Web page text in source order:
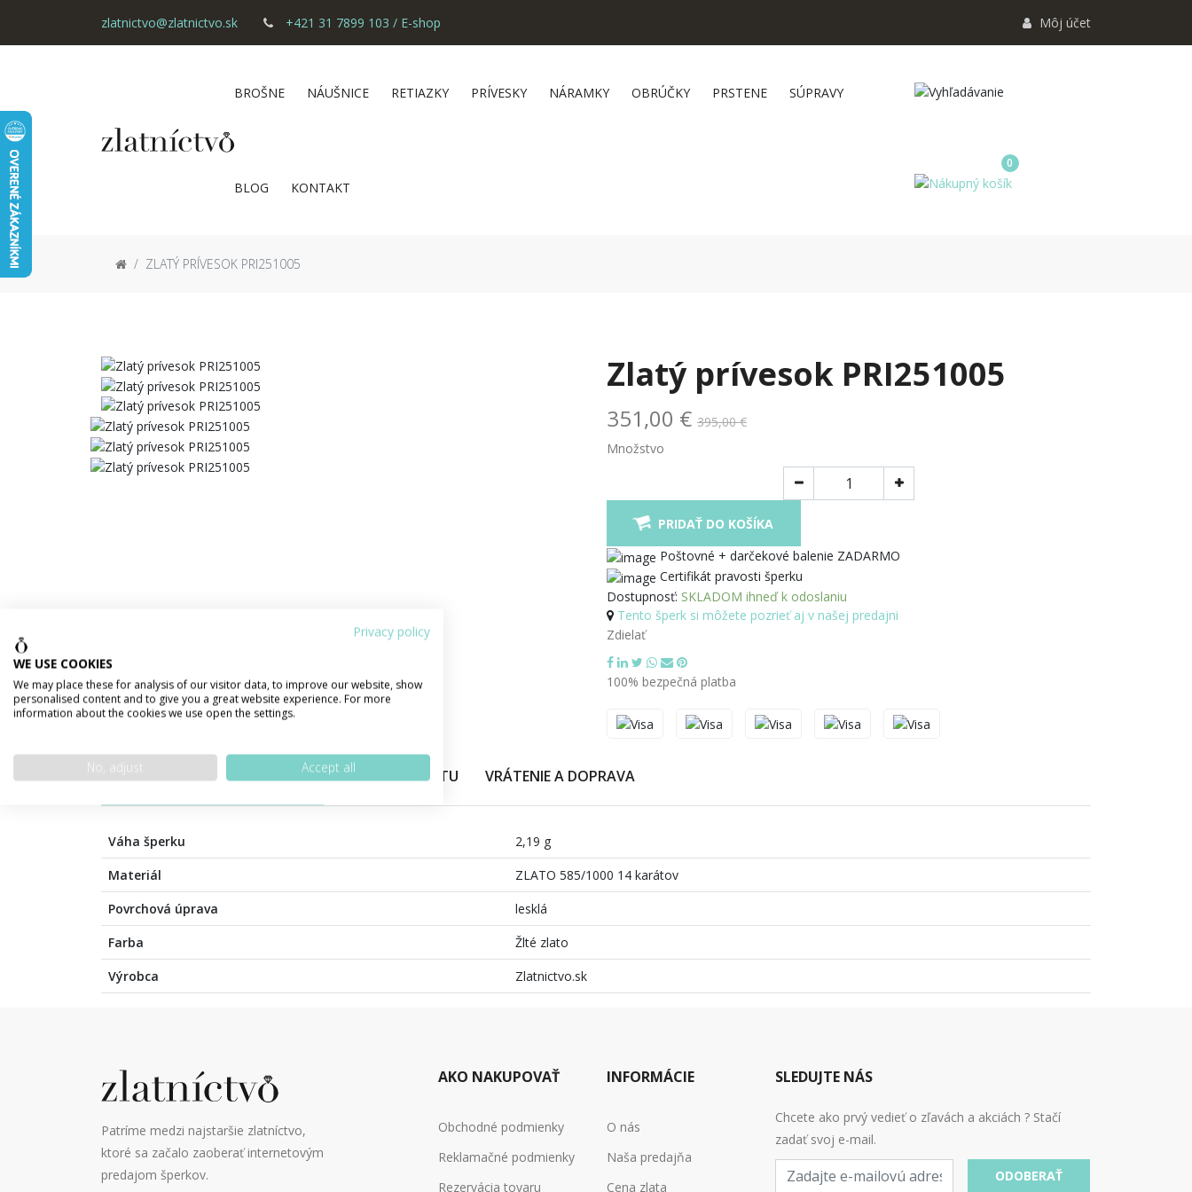
zlatnictvo@zlatnictvo.sk +421 31 7899 103 / E-shop Môj účet
BROŠNE NÁUŠNICE RETIAZKY PRÍVESKY NÁRAMKY OBRÚČKY PRSTENE SÚPRAVY
BLOG KONTAKT
0
ZLATÝ PRÍVESOK PRI251005
Zlatý prívesok PRI251005
351,00 € 395,00 €
Množstvo
PRIDAŤ DO KOŠÍKA
Poštovné + darčekové balenie ZADARMO
Certifikát pravosti šperku
Dostupnosť: SKLADOM ihneď k odoslaniu
Tento šperk si môžete pozrieť aj v našej predajni
Zdielať
100% bezpečná platba
PODROBNOSTI O PRODUKTE POPIS PRODUKTU VRÁTENIE A DOPRAVA
Váha šperku
2,19 g
Materiál
ZLATO 585/1000 14 karátov
Povrchová úprava
lesklá
Farba
Žlté zlato
Výrobca
Zlatnictvo.sk
Patríme medzi najstaršie zlatníctvo,
ktoré sa začalo zaoberať internetovým
predajom šperkov.
AKO NAKUPOVAŤ
Obchodné podmienky
Reklamačné podmienky
Rezervácia tovaru
INFORMÁCIE
O nás
Naša predajňa
Cena zlata
SLEDUJTE NÁS
Chcete ako prvý vedieť o zľavách a akciách ? Stačí
zadať svoj e-mail.
mail
ODOBERAŤ
Privacy policy
WE USE COOKIES
We may place these for analysis of our visitor data, to improve our website, show
personalised content and to give you a great website experience. For more
information about the cookies we use open the settings.
No, adjust Accept all